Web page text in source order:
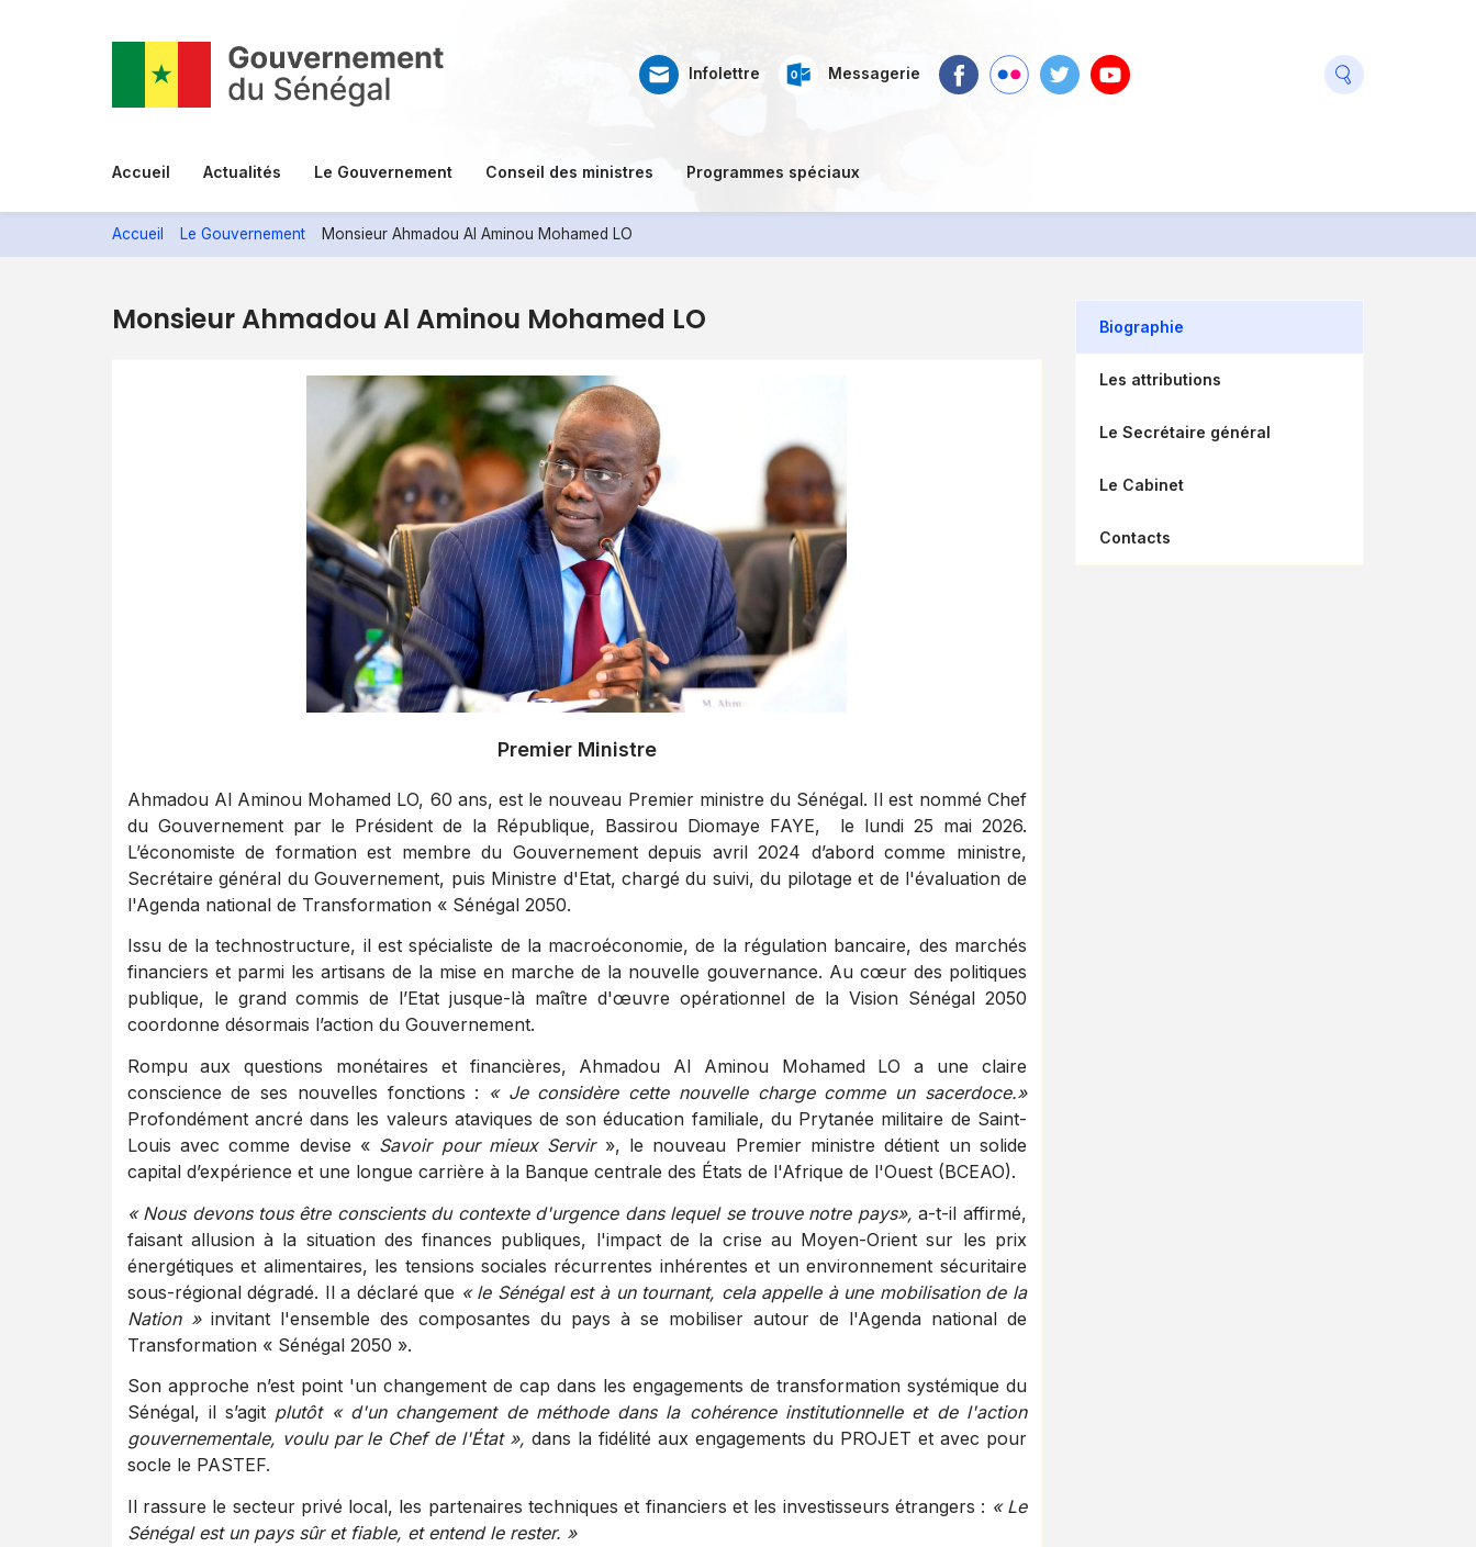
WebInfolettre Messagerie
Réseaux
FacebookFlickr Twitter Youtube
Menu
principal
Accueil Actualités Le Gouvernement Conseil des ministres Programmes spéciaux
Accueil Le Gouvernement Monsieur Ahmadou Al Aminou Mohamed LO
Monsieur Ahmadou Al Aminou Mohamed LO
Premier Ministre
Ahmadou Al Aminou Mohamed LO, 60 ans, est le nouveau Premier ministre du Sénégal. Il est nommé Chef
du Gouvernement par le Président de la République, Bassirou Diomaye FAYE, le lundi 25 mai 2026.
L’économiste de formation est membre du Gouvernement depuis avril 2024 d’abord comme ministre,
Secrétaire général du Gouvernement, puis Ministre d'Etat, chargé du suivi, du pilotage et de l'évaluation de
l'Agenda national de Transformation « Sénégal 2050.
Issu de la technostructure, il est spécialiste de la macroéconomie, de la régulation bancaire, des marchés
financiers et parmi les artisans de la mise en marche de la nouvelle gouvernance. Au cœur des politiques
publique, le grand commis de l’Etat jusque-là maître d'œuvre opérationnel de la Vision Sénégal 2050
coordonne désormais l’action du Gouvernement.
Rompu aux questions monétaires et financières, Ahmadou Al Aminou Mohamed LO a une claire
conscience de ses nouvelles fonctions : « Je considère cette nouvelle charge comme un sacerdoce.»
Profondément ancré dans les valeurs ataviques de son éducation familiale, du Prytanée militaire de Saint-
Louis avec comme devise « Savoir pour mieux Servir», le nouveau Premier ministre détient un solide
capital d’expérience et une longue carrière à la Banque centrale des États de l'Afrique de l'Ouest (BCEAO).
« Nous devons tous être conscients du contexte d'urgence dans lequel se trouve notre pays», a-t-il affirmé,
faisant allusion à la situation des finances publiques, l'impact de la crise au Moyen-Orient sur les prix
énergétiques et alimentaires, les tensions sociales récurrentes inhérentes et un environnement sécuritaire
sous-régional dégradé. Il a déclaré que « le Sénégal est à un tournant, cela appelle à une mobilisation de la
Nation »invitant l'ensemble des composantes du pays à se mobiliser autour de l'Agenda national de
Transformation « Sénégal 2050 ».
Son approche n’est point 'un changement de cap dans les engagements de transformation systémique du
Sénégal, il s’agit plutôt « d'un changement de méthode dans la cohérence institutionnelle et de l'action
gouvernementale, voulu par le Chef de l'État », dans la fidélité aux engagements du PROJET et avec pour
socle le PASTEF.
Il rassure le secteur privé local, les partenaires techniques et financiers et les investisseurs étrangers : « Le
Sénégal est un pays sûr et fiable, et entend le rester. »
Biographie
Les attributions
Le Secrétaire général
Le Cabinet
Contacts